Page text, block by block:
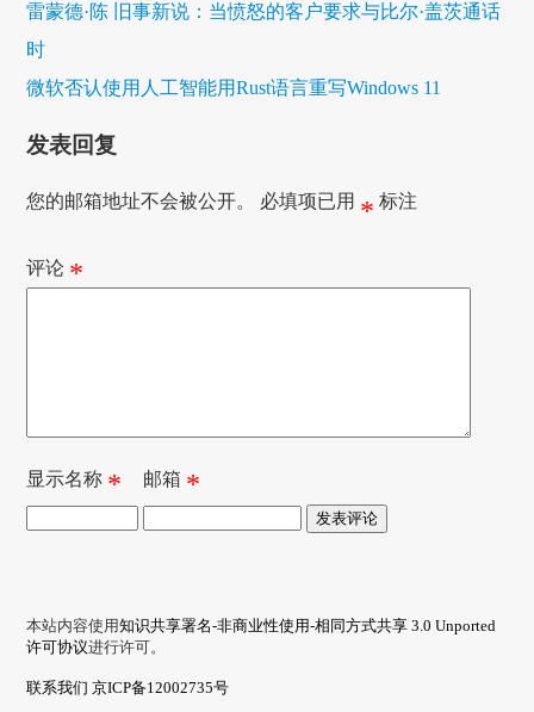
雷蒙德·陈 旧事新说：当愤怒的客户要求与比尔·盖茨通话
时
微软否认使用人工智能用Rust语言重写Windows 11
发表回复
您的邮箱地址不会被公开。 必填项已用 * 标注
评论 *
显示名称 * 邮箱 *
本站内容使用知识共享署名-非商业性使用-相同方式共享 3.0 Unported
许可协议进行许可。
联系我们 京ICP备12002735号